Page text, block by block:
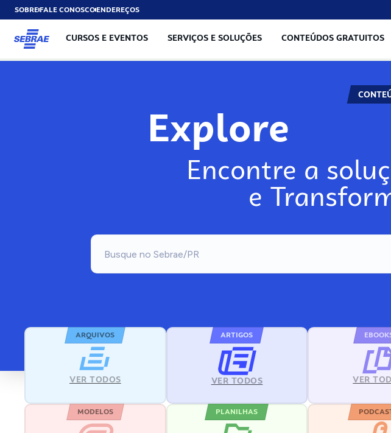
SOBREFALE CONOSCOENDEREÇOS
CURSOS E EVENTOS SERVIÇOS E SOLUÇÕES CONTEÚDOS GRATUITOS
Explore
Encontre a
e
ARQUIVOS
VER TODOS
ARTIGOS
VER TODOS VER
MODELOS PLANILHAS